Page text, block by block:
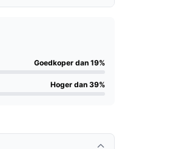
Goedkoper dan 19%
Hoger dan 39%